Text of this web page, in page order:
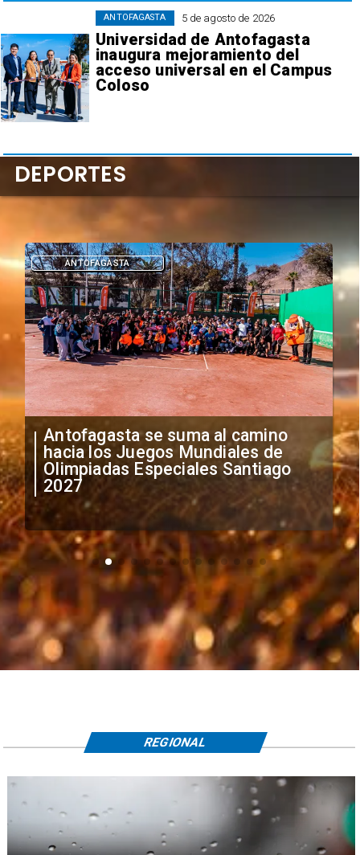
5 de agosto de 2026
Universidad de Antofagasta
inaugura mejoramiento del
acceso universal en el Campus
Coloso
ANTOFAGASTA
Antofagasta se suma al camino
hacia los Juegos Mundiales de
Olimpiadas Especiales Santiago
2027
ANTOFAGASTA
DEPORTES
REGIONAL